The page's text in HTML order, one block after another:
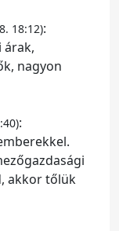
18:12):
árak,
nagyon
:
akkor tőlük